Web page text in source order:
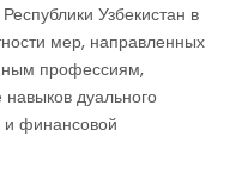
Узбекистан в
мер, направленных
профессиям,
навыков дуального
и финансовой